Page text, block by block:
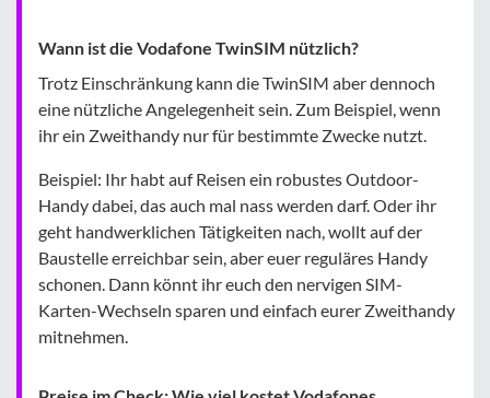
Wann ist die Vodafone TwinSIM nützlich?
Trotz Einschränkung kann die TwinSIM aber dennoch
eine nützliche Angelegenheit sein. Zum Beispiel, wenn
ihr ein Zweithandy nur für bestimmte Zwecke nutzt.
Beispiel: Ihr habt auf Reisen ein robustes Outdoor-
Handy dabei, das auch mal nass werden darf. Oder ihr
geht handwerklichen Tätigkeiten nach, wollt auf der
Baustelle erreichbar sein, aber euer reguläres Handy
schonen. Dann könnt ihr euch den nervigen SIM-
Karten-Wechseln sparen und einfach eurer Zweithandy
mitnehmen.